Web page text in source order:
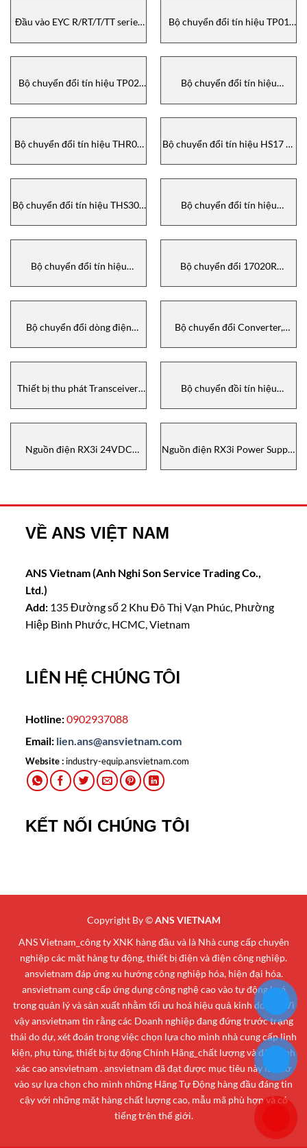
Đầu vào EYC R/RT/T/TT series
Bộ chuyển đổi tín hiệu TP01
Bộ chuyển đổi tín hiệu TP02
Bộ chuyển đổi tín hiệu
Bộ chuyển đổi tín hiệu THR03
Bộ chuyển đổi tín hiệu HS17 và
Bộ chuyển đổi tín hiệu THS30X
Bộ chuyển đổi tín hiệu
Vietnam
Bộ chuyển đổi tín hiệu
ADFWeb Vietnam
Bộ chuyển đổi 17020R
Bộ chuyển đổi dòng điện
Bộ chuyển đổi Converter,
Thiết bị thu phát Transceiver,
Bộ chuyển đồi tín hiệu
Bihl+wiedemann Vietnam
Nguồn điện RX3i 24VDC
Nguồn điện RX3i Power Supply
Vietnam
VỀ ANS VIỆT NAM
ANS Vietnam (Anh Nghi Son Service Trading Co.,
Ltd.)
Add: 135 Đường số 2 Khu Đô Thị Vạn Phúc, Phường
Hiệp Bình Phước, HCMC, Vietnam
LIÊN HỆ CHÚNG TÔI
Hotline:0902937088
Email: lien.ans@ansvietnam.com
Website : industry-equip.ansvietnam.com
KẾT NỐI CHÚNG TÔI
Copyright By ©ANS VIETNAM
ANS Vietnam_công ty XNK hàng đầu và là Nhà cung cấp chuyên
nghiệp các mặt hàng tự động, thiết bị điện và điện công nghiệp.
ansvietnam đáp ứng xu hướng công nghiệp hóa, hiện đại hóa.
ansvietnam cung cấp ứng dụng công nghệ cao vào tự động hoá
trong quản lý và sản xuất nhằm tối ưu hoá hiệu quả kinh doanh. Vì
vậy ansvietnam tin rằng các Doanh nghiệp đang đứng trước trạng
thái do dự, xét đoán trong việc chọn lựa cho mình nhà cung cấp linh
kiện, phụ tùng, thiết bị tự động Chính Hãng_chất lượng và độ chính
xác cao ansvietnam . ansvietnam đã đạt được mục tiêu này là nhờ
vào sự lựa chọn cho mình những Hãng Tự Động hàng đầu đáng tin
cậy với những mặt hàng chất lượng cao, mẫu mã phù hợp và có
tiếng trên thế giới.